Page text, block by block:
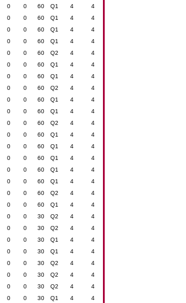
0 0 60 Q1 4 4
0 0 60 Q1 4 4
0 0 60 Q1 4 4
0 0 60 Q1 4 4
0 0 60 Q2 4 4
0 0 60 Q1 4 4
0 0 60 Q1 4 4
0 0 60 Q2 4 4
0 0 60 Q1 4 4
0 0 60 Q1 4 4
0 0 60 Q2 4 4
0 0 60 Q1 4 4
0 0 60 Q1 4 4
0 0 60 Q1 4 4
0 0 60 Q1 4 4
0 0 60 Q1 4 4
0 0 60 Q2 4 4
0 0 60 Q1 4 4
0 0 30 Q2 4 4
0 0 30 Q2 4 4
0 0 30 Q1 4 4
0 0 30 Q1 4 4
0 0 30 Q2 4 4
0 0 30 Q2 4 4
0 0 30 Q2 4 4
0 0 30 Q1 4 4